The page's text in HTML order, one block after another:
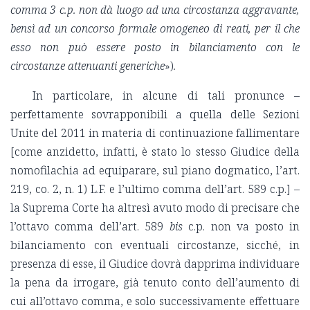
comma 3 c.p. non dà luogo ad una circostanza aggravante,
bensì ad un concorso formale omogeneo di reati, per il che
esso non può essere posto in bilanciamento con le
circostanze attenuanti generiche»).
In particolare, in alcune di tali pronunce –
perfettamente sovrapponibili a quella delle Sezioni
Unite del 2011 in materia di continuazione fallimentare
[come anzidetto, infatti, è stato lo stesso Giudice della
nomofilachia ad equiparare, sul piano dogmatico, l’art.
219, co. 2, n. 1) L.F. e l’ultimo comma dell’art. 589 c.p.] –
la Suprema Corte ha altresì avuto modo di precisare che
l’ottavo comma dell’art. 589 bisc.p. non va posto in
bilanciamento con eventuali circostanze, sicché, in
presenza di esse, il Giudice dovrà dapprima individuare
la pena da irrogare, già tenuto conto dell’aumento di
cui all’ottavo comma, e solo successivamente effettuare